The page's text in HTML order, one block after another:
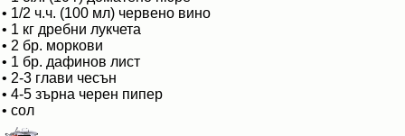
• 1/2 ч.ч. (100 мл) червено вино
• 1 кг дребни лукчета
• 2 бр. моркови
• 1 бр. дафинов лист
• 2-3 глави чесън
• 4-5 зърна черен пипер
• сол